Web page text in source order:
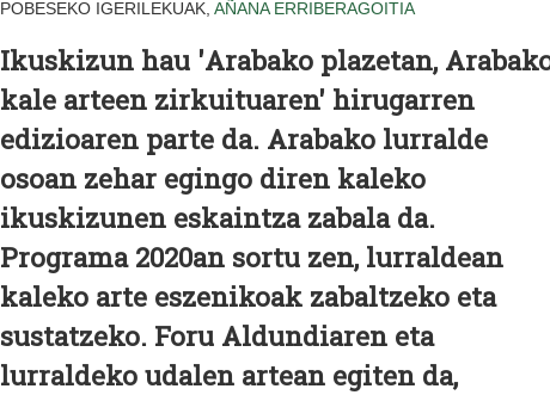
POBESEKO IGERILEKUAK, AÑANA ERRIBERAGOITIA
Ikuskizun hau 'Arabako plazetan,
kale arteen zirkuituaren' hirugarren
edizioaren parte da. Arabako lurralde
osoan zehar egingo diren kaleko
ikuskizunen eskaintza zabala da.
Programa 2020an sortu zen, lurraldean
kaleko arte eszenikoak zabaltzeko eta
sustatzeko. Foru Aldundiaren eta
lurraldeko udalen artean egiten da,